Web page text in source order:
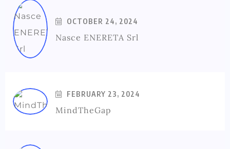
OCTOBER 24, 2024
Nasce ENERETA Srl
FEBRUARY 23, 2024
MindTheGap